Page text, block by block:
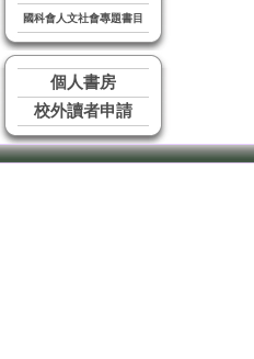
國科會人文社會專題書目
個人書房
校外讀者申請